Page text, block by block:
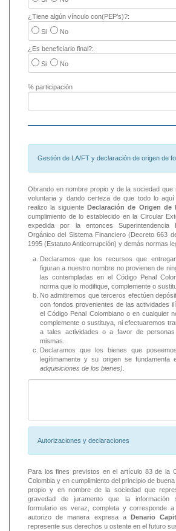
¿Tiene algún vínculo con(PEP’s)?:
Si No
¿Es beneficiario final?:
Si No
% participación
Gestión de LA/FT y declaración de origen de
Obrando en nombre propio y de la sociedad que
voluntaria y dando certeza de que todo lo aquí
realizo la siguienteDeclaración de Origen de
cumplimiento de lo establecido en la Circular
expedida por la entonces Superintendencia
Orgánico del Sistema Financiero (Decreto 663
1995 (Estatuto Anticorrupción) y demás normas
Declaramos que los recursos que
figuran a nuestro nombre no provienen de
las contempladas en el Código Penal
norma que lo modifique, complemente o
No admitiremos que terceros efectúen
con fondos provenientes de las actividades
el Código Penal Colombiano o en cualquier
complemente o sustituya, ni efectuaremos
a tales actividades o a favor de
mismas.
Declaramos que los bienes que
legítimamente y su origen se fundamenta
adquisiciones de los bienes)
Autorizaciones y declaraciones
Para los fines previstos en el artículo 83 de la
Colombia y en cumplimiento del principio de
propio y en nombre de la sociedad que
gravedad de juramento que la información
formulario es veraz, completa y corresponde a
autorizo de manera expresa a Denario
represente sus derechos u ostente en el futuro